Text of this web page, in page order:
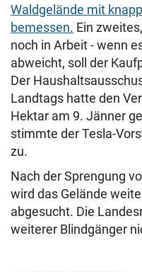
Waldgelände mit
bemessen. Ein
noch in Arbeit - wenn
abweicht, soll der
Der
Landtags hatte den
Hektar am 9. Jänner
stimmte der Tesla-
zu.
Nach der Sprengung
wird das Gelände
abgesucht. Die
weiterer Blindgänger